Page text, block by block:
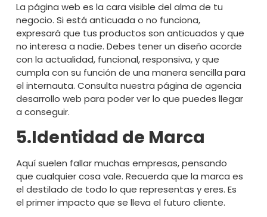
La página web es la cara visible del alma de tu
negocio. Si está anticuada o no funciona,
expresará que tus productos son anticuados y que
no interesa a nadie. Debes tener un diseño acorde
con la actualidad, funcional, responsiva, y que
cumpla con su función de una manera sencilla para
el internauta. Consulta nuestra página de agencia
desarrollo web para poder ver lo que puedes llegar
a conseguir.
5.Identidad de Marca
Aquí suelen fallar muchas empresas, pensando
que cualquier cosa vale. Recuerda que la marca es
el destilado de todo lo que representas y eres. Es
el primer impacto que se lleva el futuro cliente.